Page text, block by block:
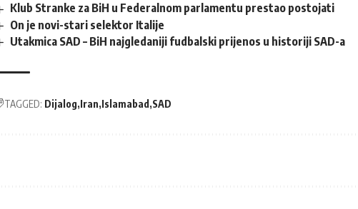
Klub Stranke za BiH u Federalnom parlamentu prestao postojati
On je novi-stari selektor Italije
Utakmica SAD – BiH najgledaniji fudbalski prijenos u historiji SAD-a
TAGGED: Dijalog Iran Islamabad SAD